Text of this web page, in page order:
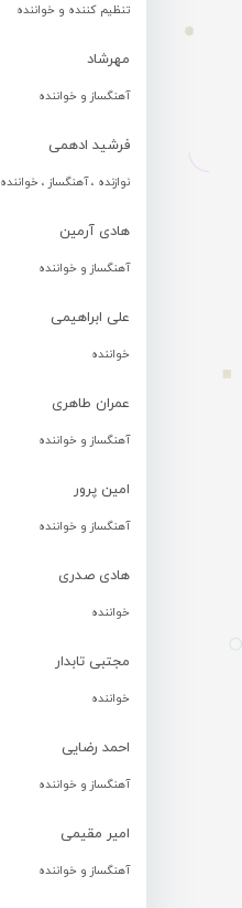
تنظیم کننده و خواننده
مهرشاد
آهنگساز و خواننده
فرشید ادهمی
نوازنده ، آهنگساز ، خواننده
هادی آرمین
آهنگساز و خواننده
علی ابراهیمی
خواننده
عمران طاهری
آهنگساز و خواننده
امین پرور
آهنگساز و خواننده
هادی صدری
خواننده
مجتبی تابدار
خواننده
احمد رضایی
آهنگساز و خواننده
امیر مقیمی
آهنگساز و خواننده